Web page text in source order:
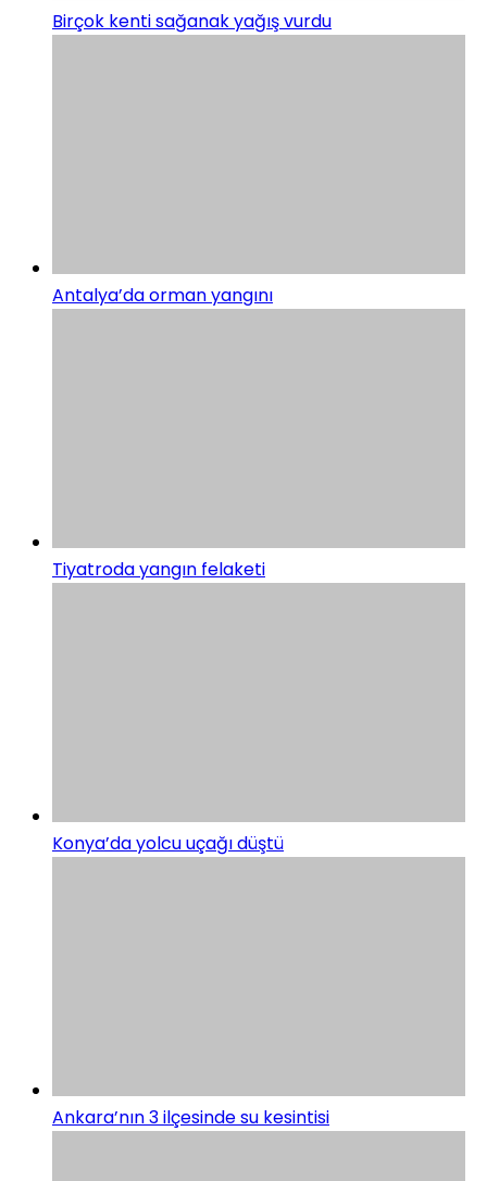
Birçok kenti sağanak yağış vurdu
Antalya’da orman yangını
Tiyatroda yangın felaketi
Konya’da yolcu uçağı düştü
Ankara’nın 3 ilçesinde su kesintisi